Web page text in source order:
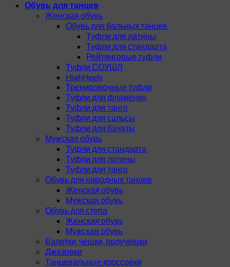
Обувь для танцев
Женская обувь
Обувь для бальных танцев
Туфли для латины
Туфли для стандарта
Рейтинговые туфли
Туфли СОУШЛ
HighHeels
Тренировочные туфли
Туфли для фламенко
Туфли для танго
Туфли для сальсы
Туфли для бачаты
Мужская обувь
Туфли для стандарта
Туфли для латины
Туфли для танго
Обувь для народных танцев
Женская обувь
Мужская обувь
Обувь для степа
Женская обувь
Мужская обувь
Балетки, чешки, получешки
Джазовки
Танцевальные кроссовки